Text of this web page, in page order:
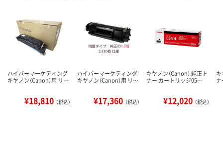
ハイパーマーケティング
キヤノン（Canon）用 リ…
¥18,810 （税込）
ハイパーマーケティング
キヤノン（Canon）用 リ…
¥17,360 （税込）
キヤノン（Canon） 純正ト
ナー カートリッジ05…
¥12,020 （税込）
キ